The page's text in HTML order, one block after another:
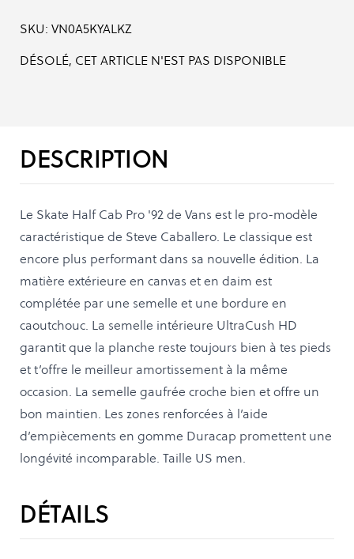
SKU: VN0A5KYALKZ
DÉSOLÉ, CET ARTICLE N'EST PAS DISPONIBLE
DESCRIPTION
Le Skate Half Cab Pro '92 de Vans est le pro-modèle
caractéristique de Steve Caballero. Le classique est
encore plus performant dans sa nouvelle édition. La
matière extérieure en canvas et en daim est
complétée par une semelle et une bordure en
caoutchouc. La semelle intérieure UltraCush HD
garantit que la planche reste toujours bien à tes pieds
et t’offre le meilleur amortissement à la même
occasion. La semelle gaufrée croche bien et offre un
bon maintien. Les zones renforcées à l’aide
d’empiècements en gomme Duracap promettent une
longévité incomparable. Taille US men.
DÉTAILS